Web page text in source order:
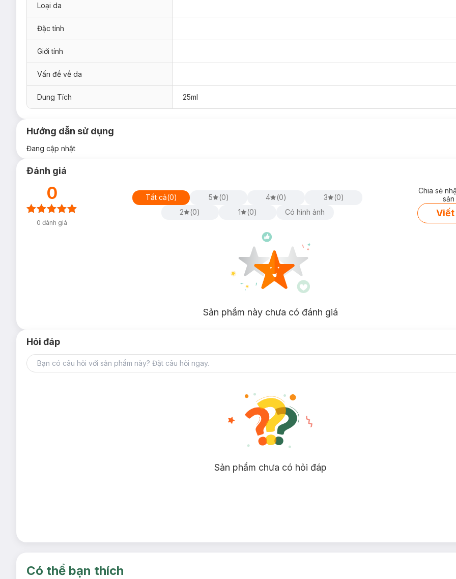
Loại da
Đặc tính
Giới tính
Vấn đề về da
Dung Tích 25ml
Hướng dẫn sử dụng
Đang cập nhật
Đánh giá
0
0 đánh giá
Tất cả(0) 5 (0) 4 (0) 3 (0)
2
(0) 1 (0) Có hình ảnh
Chia sẻ
Viết
Sản phẩm này chưa có đánh giá
Hỏi đáp
Sản phẩm chưa có hỏi đáp
Có thể bạn thích